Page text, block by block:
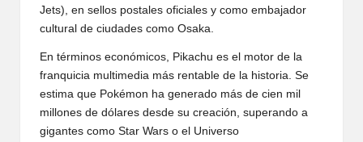
Jets), en sellos postales oficiales y como embajador
cultural de ciudades como Osaka.
En términos económicos, Pikachu es el motor de la
franquicia multimedia más rentable de la historia. Se
estima que Pokémon ha generado más de cien mil
millones de dólares desde su creación, superando a
gigantes como Star Wars o el Universo